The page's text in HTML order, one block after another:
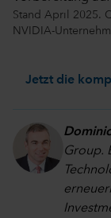
Stand April 2025.
NVIDIA-
Jetzt die
Group.